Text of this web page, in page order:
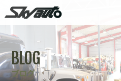
ホーム 在庫車情報
整備作業実例 パーツ販売
店舗紹介 工場紹介
BLOG
ブログ